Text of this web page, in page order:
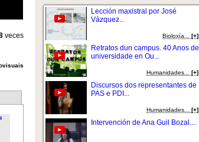
veces
Lección maxistral por José
Vázquez...
Bioloxí­a...[+]
Retratos dun campus. 40 Anos de
universidade en Ou...
Humanidades... [+]
Discursos dos representantes de
PAS e PDI...
Humanidades...[+]
Intervención de Ana Guil Bozal....